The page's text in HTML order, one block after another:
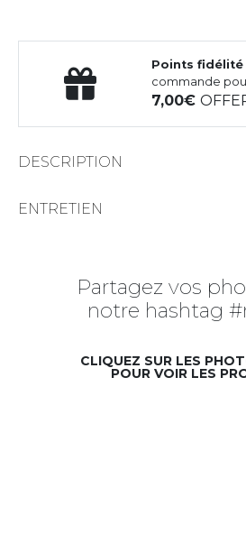
Points fidélité
commande
7,00
DESCRIPTION
ENTRETIEN
Partagez vos
notre hashtag
CLIQUEZ SUR LES
POUR VOIR LES